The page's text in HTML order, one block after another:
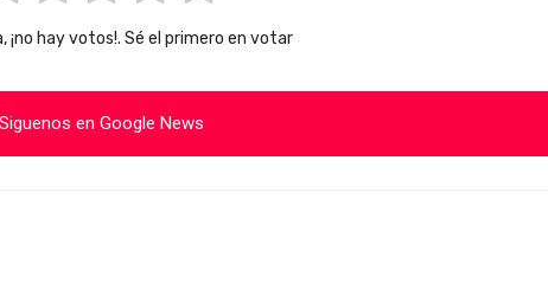
¡no hay votos!. Sé el primero en votar
Siguenos en Google News